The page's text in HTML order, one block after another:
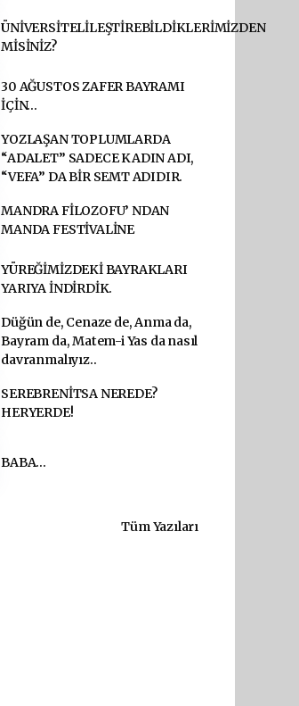
ÜNİVERSİTELİLEŞTİREBİLDİKLERİMİZDEN
MİSİNİZ?
30 AĞUSTOS ZAFER BAYRAMI
İÇİN…
YOZLAŞAN TOPLUMLARDA
“ADALET” SADECE KADIN ADI,
“VEFA” DA BİR SEMT ADIDIR.
MANDRA FİLOZOFU’ NDAN
MANDA FESTİVALİNE
YÜREĞİMİZDEKİ BAYRAKLARI
YARIYA İNDİRDİK.
Düğün de, Cenaze de, Anma da,
Bayram da, Matem-i Yas da nasıl
davranmalıyız..
SEREBRENİTSA NEREDE?
HERYERDE!
BABA...
Tüm Yazıları